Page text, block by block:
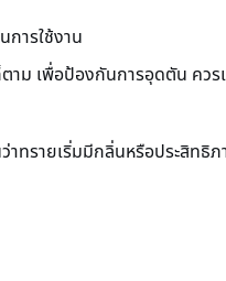
ารใช้งาน
ตาม เพื่อป้องกันการอุดตัน คว
าทรายเริ่มมีกลิ่นหรือประสิทธิ